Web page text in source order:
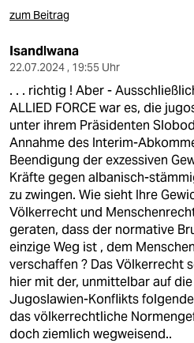
zum Beitrag
Isandlwana
22.07.2024 , 19:55 Uhr
. . . richtig ! Aber -
ALLIED FORCE war es, die
unter ihrem Präsidenten
Annahme des Interim-
Beendigung der exzessiven
Kräfte gegen albanisch-
zu zwingen. Wie sieht Ihre
Völkerrecht und
geraten, dass der normative
einzige Weg ist , dem
verschaffen ? Das Völkerrecht
hier mit der, unmittelbar auf
Jugoslawien-Konflikts
das völkerrechtliche
doch ziemlich wegweisend..